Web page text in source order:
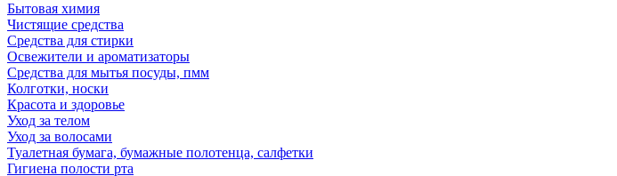
Бытовая химия
Чистящие средства
Средства для стирки
Освежители и ароматизаторы
Средства для мытья посуды, пмм
Колготки, носки
Красота и здоровье
Уход за телом
Уход за волосами
Туалетная бумага, бумажные полотенца, салфетки
Гигиена полости рта